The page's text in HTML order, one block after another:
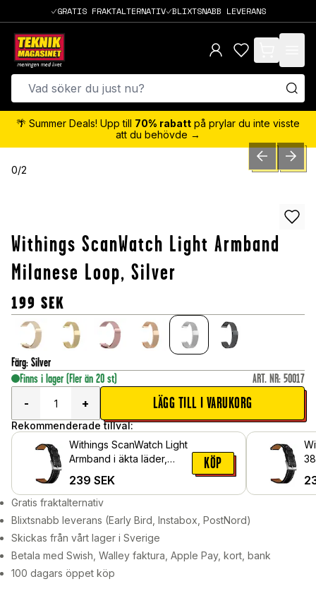
GRATIS FRAKTALTERNATIV BLIXTSNABB LEVERANS
items in cart,
🌴 Summer Deals! Upp till 70% rabatt på prylar du inte visste
att du behövde →
0/2 PREVIOUSNEXT
Withings ScanWatch Light Armband
Milanese Loop, Silver
199 SEK
Färg: Silver
Finns i lager (Fler än 20 st) ART. NR: 50017
-
+ LÄGG TILL I VARUKORG
Rekommenderade tillval:
Withings ScanWatch Light
Armband i äkta läder,
239 SEK
KÖP
Gratis fraktalternativ
Blixtsnabb leverans (Early Bird, Instabox, PostNord)
Skickas från vårt lager i Sverige
Betala med Swish, Walley faktura, Apple Pay, kort, bank
100 dagars öppet köp